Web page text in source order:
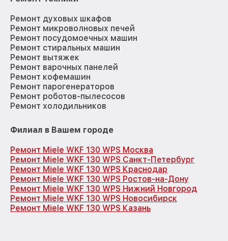
Ремонт духовых шкафов
Ремонт микроволновых печей
Ремонт посудомоечных машин
Ремонт стиральных машин
Ремонт вытяжек
Ремонт варочных панелей
Ремонт кофемашин
Ремонт парогенераторов
Ремонт роботов-пылесосов
Ремонт холодильников
Филиал в Вашем городе
Ремонт Miele WKF 130 WPS Москва
Ремонт Miele WKF 130 WPS Санкт-Петербург
Ремонт Miele WKF 130 WPS Краснодар
Ремонт Miele WKF 130 WPS Ростов-на-Дону
Ремонт Miele WKF 130 WPS Нижний Новгород
Ремонт Miele WKF 130 WPS Новосибирск
Ремонт Miele WKF 130 WPS Казань